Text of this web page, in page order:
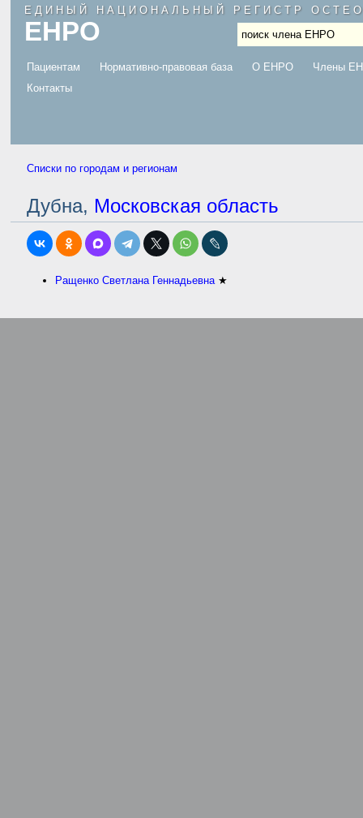
ЕДИНЫЙ НАЦИОНАЛЬНЫЙ РЕГИСТР
ЕНРО
Пациентам Нормативно-правовая база О ЕНРО
Члены
Контакты
Списки по городам и регионам
Дубна, Московская область
Ращенко Светлана Геннадьевна ★